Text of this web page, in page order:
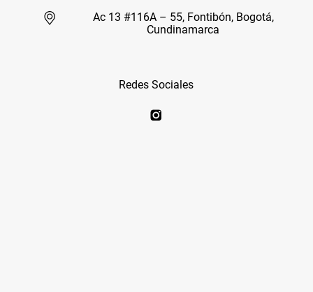
Ac 13 #116A – 55, Fontibón, Bogotá,
Cundinamarca
Redes Sociales